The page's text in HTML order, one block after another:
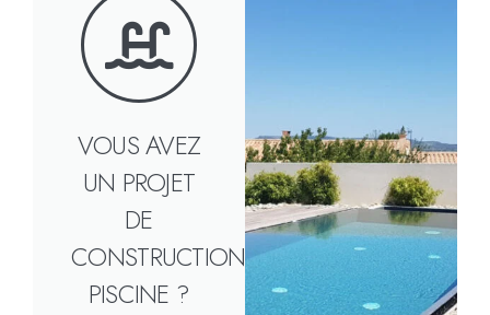
VOUS AVEZ
UN PROJET
DE
CONSTRUCTION
PISCINE ?